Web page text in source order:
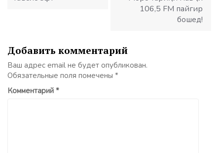
106,5 FM пайгир
бошед!
Добавить комментарий
Ваш адрес email не будет опубликован.
Обязательные поля помечены *
Комментарий *